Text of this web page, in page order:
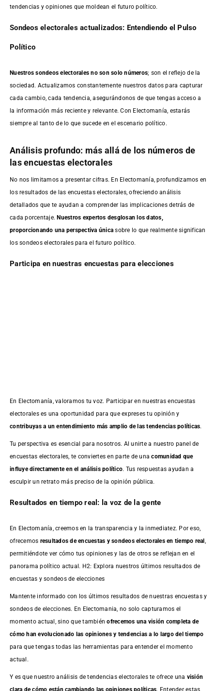
tendencias y opiniones que moldean el futuro político.
Sondeos electorales actualizados: Entendiendo el Pulso
Político
Nuestros sondeos electorales no son solo números; son el reflejo de la
sociedad. Actualizamos constantemente nuestros datos para capturar
cada cambio, cada tendencia, asegurándonos de que tengas acceso a
la información más reciente y relevante. Con Electomanía, estarás
siempre al tanto de lo que sucede en el escenario político.
Análisis profundo: más allá de los números de
las encuestas electorales
No nos limitamos a presentar cifras. En Electomanía, profundizamos en
los resultados de las encuestas electorales, ofreciendo análisis
detallados que te ayudan a comprender las implicaciones detrás de
cada porcentaje. Nuestros expertos desglosan los datos,
proporcionando una perspectiva única sobre lo que realmente significan
los sondeos electorales para el futuro político.
Participa en nuestras encuestas para elecciones
En Electomanía, valoramos tu voz. Participar en nuestras encuestas
electorales es una oportunidad para que expreses tu opinión y
contribuyas a un entendimiento más amplio de las tendencias políticas.
Tu perspectiva es esencial para nosotros. Al unirte a nuestro panel de
encuestas electorales, te conviertes en parte de unacomunidad que
influye directamente en el análisis político. Tus respuestas ayudan a
esculpir un retrato más preciso de la opinión pública.
Resultados en tiempo real: la voz de la gente
En Electomanía, creemos en la transparencia y la inmediatez. Por eso,
ofrecemos resultados deencuestas y sondeos electorales en tiempo real ,
permitiéndote ver cómo tus opiniones y las de otros se reflejan en el
panorama político actual. H2: Explora nuestros últimos resultados de
encuestas y sondeos de elecciones
Mantente informado con los últimos resultados de nuestras encuestasy
sondeos de elecciones. En Electomania, no solo capturamos el
momento actual, sino que tambiénofrecemos una visión completa de
cómo han evolucionado las opiniones y tendencias a lo largo del tiempo
para que tengas todas las herramientas para entender el momento
actual.
Y es que nuestro análisis de tendencias electorales te ofrece una visión
clara de cómo están cambiando las opiniones políticas. Entender estas